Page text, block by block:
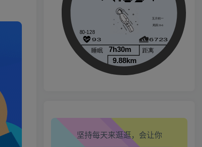
坚持每天来逛逛，会让你
生活也美好了！
腿也不痛了！